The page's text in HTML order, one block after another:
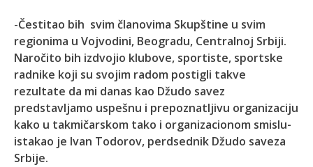
-Čestitao bih svim članovima Skupštine u svim
regionima u Vojvodini, Beogradu, Centralnoj Srbiji.
Naročito bih izdvojio klubove, sportiste, sportske
radnike koji su svojim radom postigli takve
rezultate da mi danas kao Džudo savez
predstavljamo uspešnu i prepoznatljivu organizaciju
kako u takmičarskom tako i organizacionom smislu-
istakao je Ivan Todorov, perdsednik Džudo saveza
Srbije.